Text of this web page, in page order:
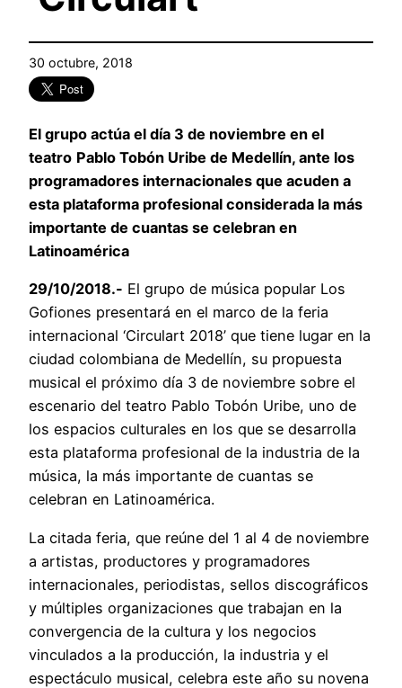
30 octubre, 2018
El grupo actúa el día 3 de noviembre en el
teatro Pablo Tobón Uribe de Medellín, ante los
programadores internacionales que acuden a
esta plataforma profesional considerada la más
importante de cuantas se celebran en
Latinoamérica
29/10/2018.- El grupo de música popular Los
Gofiones presentará en el marco de la feria
internacional ‘Circulart 2018’ que tiene lugar en la
ciudad colombiana de Medellín, su propuesta
musical el próximo día 3 de noviembre sobre el
escenario del teatro Pablo Tobón Uribe, uno de
los espacios culturales en los que se desarrolla
esta plataforma profesional de la industria de la
música, la más importante de cuantas se
celebran en Latinoamérica.
La citada feria, que reúne del 1 al 4 de noviembre
a artistas, productores y programadores
internacionales, periodistas, sellos discográficos
y múltiples organizaciones que trabajan en la
convergencia de la cultura y los negocios
vinculados a la producción, la industria y el
espectáculo musical, celebra este año su novena